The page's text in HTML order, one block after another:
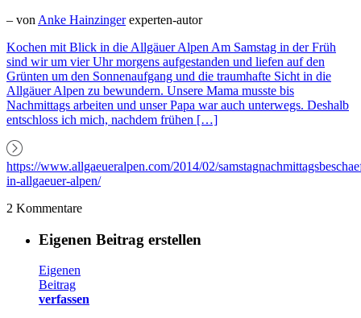
– von Anke Hainzinger experten-autor
Kochen mit Blick in die Allgäuer Alpen Am Samstag in der Früh
sind wir um vier Uhr morgens aufgestanden und liefen auf den
Grünten um den Sonnenaufgang und die traumhafte Sicht in die
Allgäuer Alpen zu bewundern. Unsere Mama musste bis
Nachmittags arbeiten und unser Papa war auch unterwegs. Deshalb
entschloss ich mich, nachdem frühen […]
https://www.allgaeueralpen.com/2014/02/
in-allgaeuer-alpen/
2 Kommentare
Eigenen Beitrag erstellen
Eigenen
Beitrag
verfassen